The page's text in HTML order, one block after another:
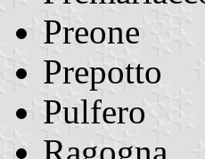
Preone
Prepotto
Pulfero
Ragogna